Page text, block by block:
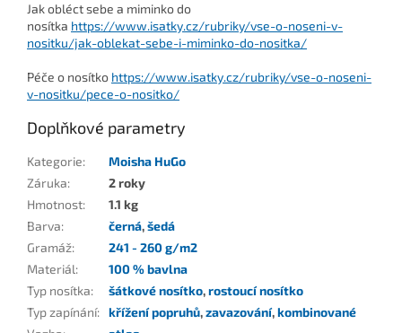
Jak obléct sebe a miminko do
nosítka https://www.isatky.cz/rubriky/vse-o-noseni-v-
nositku/jak-oblekat-sebe-i-miminko-do-nositka/
Péče o nosítko https://www.isatky.cz/rubriky/vse-o-noseni-
v-nositku/pece-o-nositko/
Doplňkové parametry
Kategorie:
Moisha HuGo
Záruka:
2 roky
Hmotnost:
1.1 kg
Barva: černá,šedá
Gramáž:
241 - 260 g/m2
Materiál:
100 % bavlna
Typ nosítka: šátkové nosítko,rostoucí nosítko
Typ zapínání: křížení popruhů,zavazování,kombinované